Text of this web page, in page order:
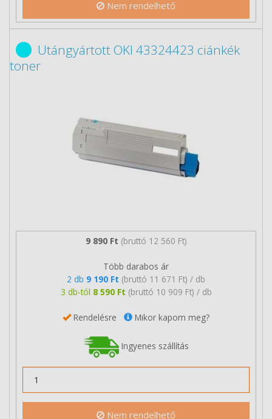
Nem rendelhető
Utángyártott OKI 43324423 ciánkék
toner
9 890 Ft (bruttó 12 560 Ft)
Több darabos ár
2 db 9 190 Ft (bruttó 11 671 Ft) / db
3 db-tól 8 590 Ft (bruttó 10 909 Ft) / db
Rendelésre Mikor kapom meg?
Ingyenes szállítás
Nem rendelhető